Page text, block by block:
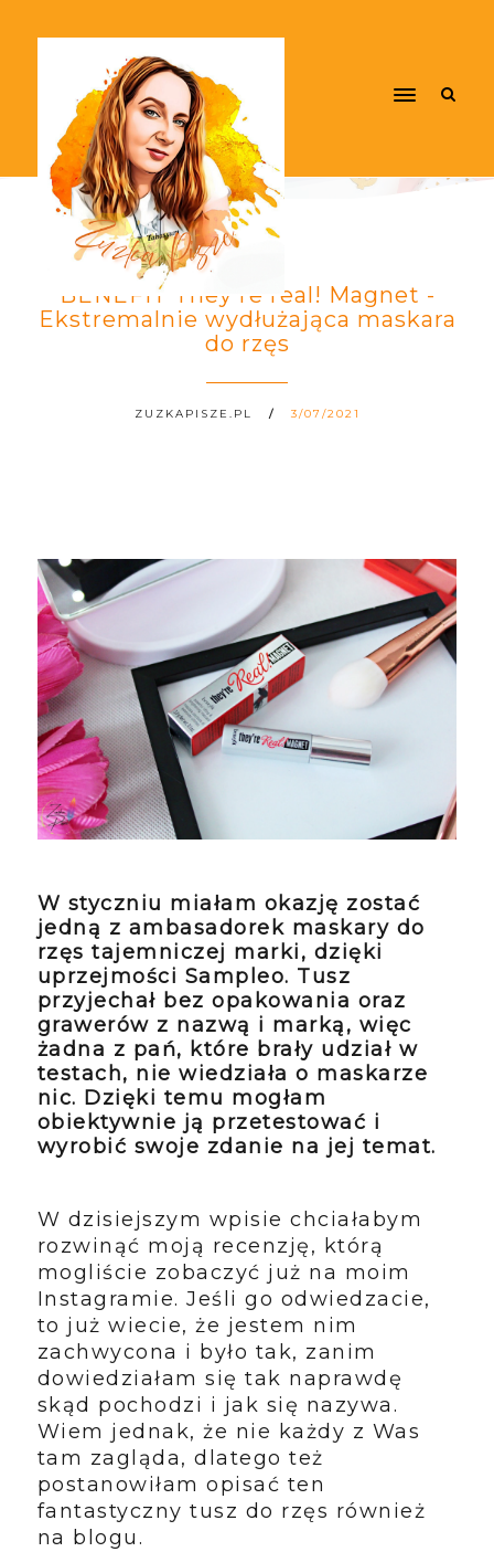
BENEFIT They're real! Magnet -
Ekstremalnie wydłużająca maskara
do rzęs
ZUZKAPISZE.PL 3/07/2021
W styczniu miałam okazję zostać
jedną z ambasadorek maskary do
rzęs tajemniczej marki, dzięki
uprzejmości Sampleo. Tusz
przyjechał bez opakowania oraz
grawerów z nazwą i marką, więc
żadna z pań, które brały udział w
testach, nie wiedziała o maskarze
nic. Dzięki temu mogłam
obiektywnie ją przetestować i
wyrobić swoje zdanie na jej temat.
W dzisiejszym wpisie chciałabym
rozwinąć moją recenzję, którą
mogliście zobaczyć już na moim
Instagramie. Jeśli go odwiedzacie,
to już wiecie, że jestem nim
zachwycona i było tak, zanim
dowiedziałam się tak naprawdę
skąd pochodzi i jak się nazywa.
Wiem jednak, że nie każdy z Was
tam zagląda, dlatego też
postanowiłam opisać ten
fantastyczny tusz do rzęs również
na blogu.